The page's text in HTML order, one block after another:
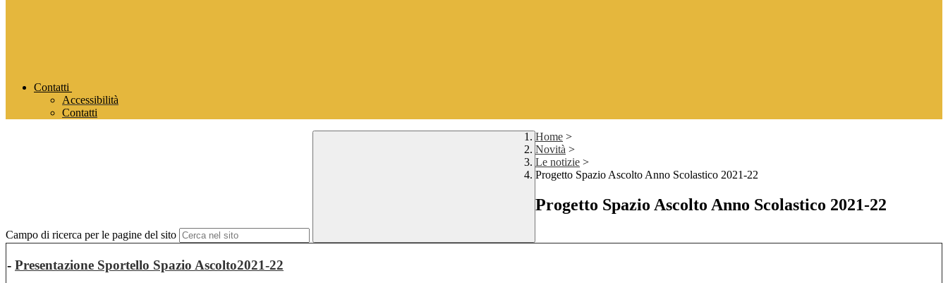
Contatti
Accessibilità
Contatti
Campo di ricerca per le pagine del sito
Home >
Novità >
Le notizie >
Progetto Spazio Ascolto Anno Scolastico 2021-22
Progetto Spazio Ascolto Anno Scolastico 2021-22
- Presentazione Sportello Spazio Ascolto2021-22